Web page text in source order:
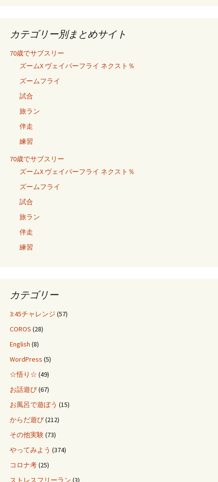
カテゴリー別まとめサイト
70歳でサブスリー
ズームX ヴェイパーフライ ネクスト％
ズームフライ
試合
旅ラン
伴走
練習
70歳でサブスリー
ズームX ヴェイパーフライ ネクスト％
ズームフライ
試合
旅ラン
伴走
練習
カテゴリー
3:45チャレンジ (57)
COROS (28)
English (8)
WordPress (5)
☆悟り☆ (49)
お話遊び(67)
お風呂で遊ぼう (15)
からだ遊び(212)
その他実験(73)
やってみよう (374)
コロナ考(25)
ストレスフリーラン (3)